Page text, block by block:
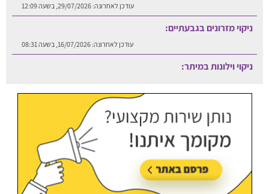
עודכן לאחרונה: 29/07/2026, בשעה 12:09
ניקוי מזרונים בגבעתיים:
עודכן לאחרונה: 16/07/2026, בשעה 08:31
ניקוי וילונות במיתר: